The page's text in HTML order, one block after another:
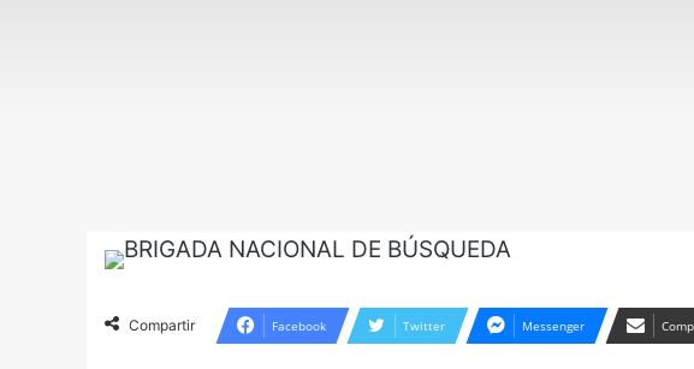
Compartir Facebook Twitter Messenger